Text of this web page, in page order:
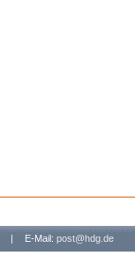
| E-Mail: post@hdg.de